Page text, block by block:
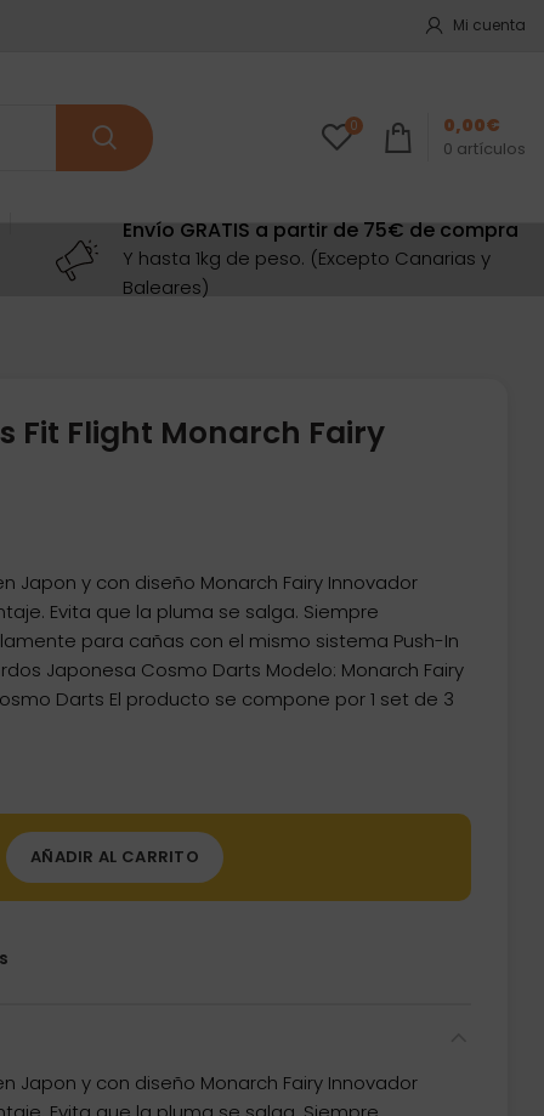
Mi cuenta
0
0 artículos
0,00€
Envío GRATIS a partir de 75€ de compra
Y hasta 1kg de peso. (Excepto Canarias y
Baleares)
Fit Flight Monarch Fairy
Japon y con diseño Monarch Fairy Innovador
Evita que la pluma se salga. Siempre
para cañas con el mismo sistema Push-In
Japonesa Cosmo Darts Modelo: Monarch Fairy
Darts El producto se compone por 1 set de 3
AÑADIR AL CARRITO
Japon y con diseño Monarch Fairy Innovador